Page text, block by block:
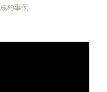
成約事例